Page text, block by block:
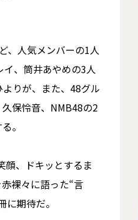
、人気メンバーの1人
、筒井あやめの3人
りが、また、48グル
保怜音、NMB48の2
。
顔、ドキッとするま
裸々に語った“言
期待だ。